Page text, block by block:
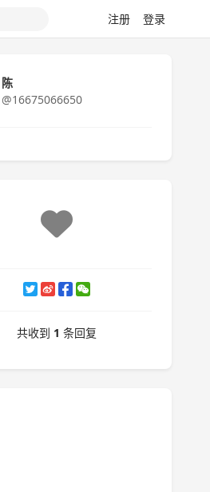
注册 登录
陈
@16675066650
共收到 1 条回复